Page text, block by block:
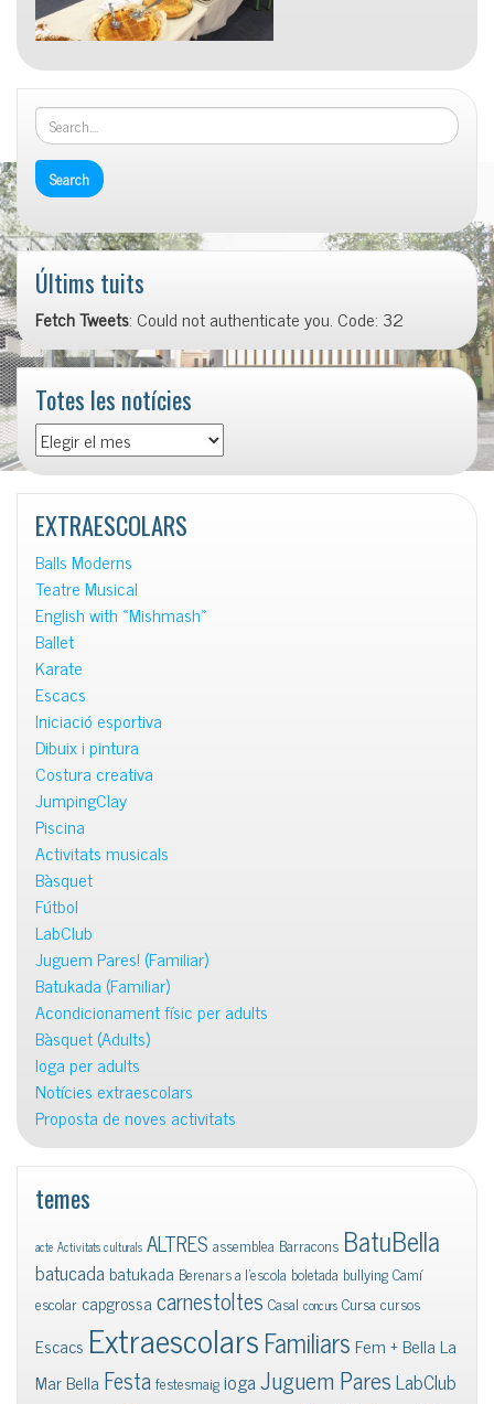
Últims tuits
Fetch Tweets: Could not authenticate you. Code: 32
Totes les notícies
Totes
les
notícies
EXTRAESCOLARS
Balls Moderns
Teatre Musical
English with «Mishmash»
Ballet
Karate
Escacs
Iniciació esportiva
Dibuix i pintura
Costura creativa
JumpingClay
Piscina
Activitats musicals
Bàsquet
Fútbol
LabClub
Juguem Pares! (Familiar)
Batukada (Familiar)
Acondicionament físic per adults
Bàsquet (Adults)
Ioga per adults
Notícies extraescolars
Proposta de noves activitats
temes
acte Activitats culturals ALTRES assemblea Barracons BatuBella
batucadabatukada Berenars a l'escola boletada bullyingCamí
escolar capgrossacarnestoltes Casal concurs Cursa cursos
Escacs ExtraescolarsFamiliars Fem + Bella La
Mar Bella FestafestesmaigiogaJuguem ParesLabClub